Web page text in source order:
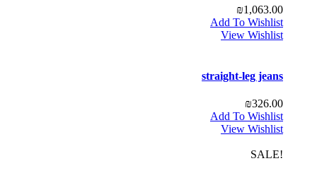
₪1,063.00
Add To Wishlist
View Wishlist
straight-leg jeans
₪326.00
Add To Wishlist
View Wishlist
!SALE